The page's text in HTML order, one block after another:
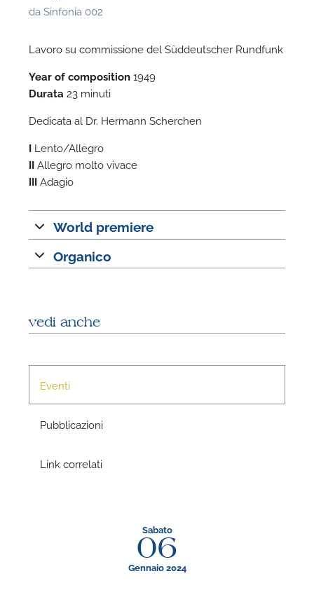
daSinfonia 002
Lavoro su commissione del Süddeutscher Rundfunk
Year of composition 1949
Durata 23 minuti
Dedicata al Dr. Hermann Scherchen
I Lento/Allegro
II Allegro molto vivace
III Adagio
World premiere
Organico
vedi anche
Eventi
Pubblicazioni
Link correlati
Sabato
06
Gennaio 2024